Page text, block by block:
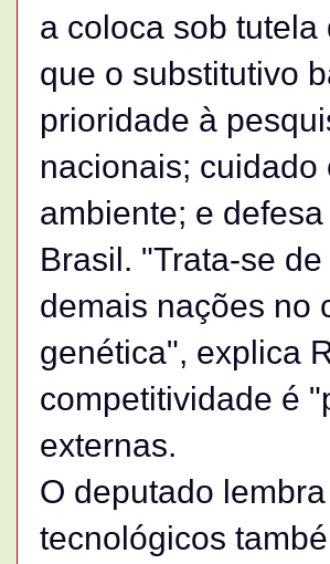
a coloca sob
que o substitutivo
prioridade à
nacionais;
ambiente; e
Brasil. "Trata-se
demais nações no
genética", explica
competitividade é
externas.
O deputado
tecnológicos